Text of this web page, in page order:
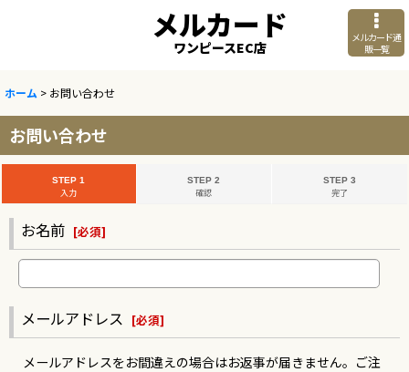
メルカード
ワンピースEC店
メルカード通
販一覧
ホーム > お問い合わせ
お問い合わせ
STEP 1
入力
STEP 2
確認
STEP 3
完了
お名前 [必須]
メールアドレス [必須]
メールアドレスをお間違えの場合はお返事が届きません。ご注